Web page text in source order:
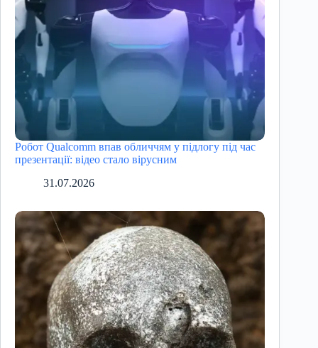
Робот Qualcomm впав обличчям у підлогу під час
презентації: відео стало вірусним
31.07.2026